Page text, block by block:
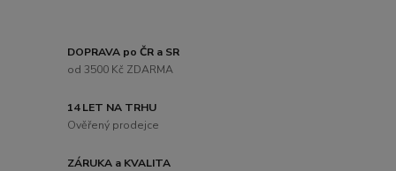
DOPRAVA po ČR a SR
od 3500 Kč ZDARMA
14 LET NA TRHU
Ověřený prodejce
ZÁRUKA a KVALITA